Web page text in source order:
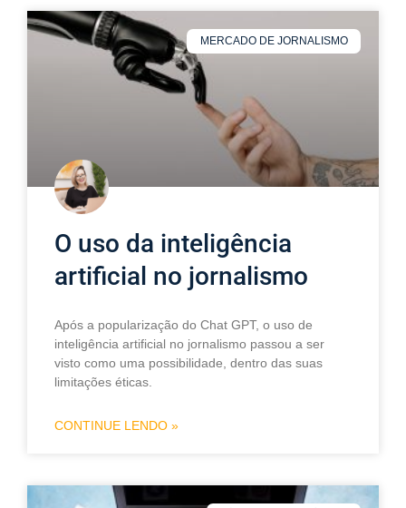
MERCADO DE JORNALISMO
O uso da inteligência
artificial no jornalismo
Após a popularização do Chat GPT, o uso de
inteligência artificial no jornalismo passou a ser
visto como uma possibilidade, dentro das suas
limitações éticas.
CONTINUE LENDO »